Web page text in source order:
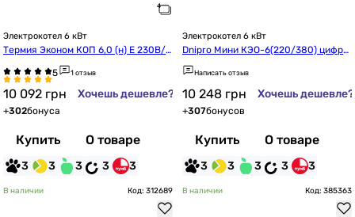
Электрокотел 6 кВт
Термия Эконом КОП 6,0 (н) Е 230В/4
1 отзыв
10 092 грн Хочешь дешевле?
+302бонуса
Купить О товаре
3 3 3 3 3
Электрокотел 6 кВт
Dnipro Мини КЭО-6(220/380) цифро
вой без насоса
Написать отзыв
10 248 грн Хочешь дешевле?
+307бонусов
Купить О товаре
3 3 3 3 3
В наличии Код: 312689 В наличии Код: 385363